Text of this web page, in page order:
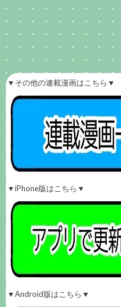
▼その他の連載漫画はこちら▼
▼iPhone版はこちら▼
▼Android版はこちら▼